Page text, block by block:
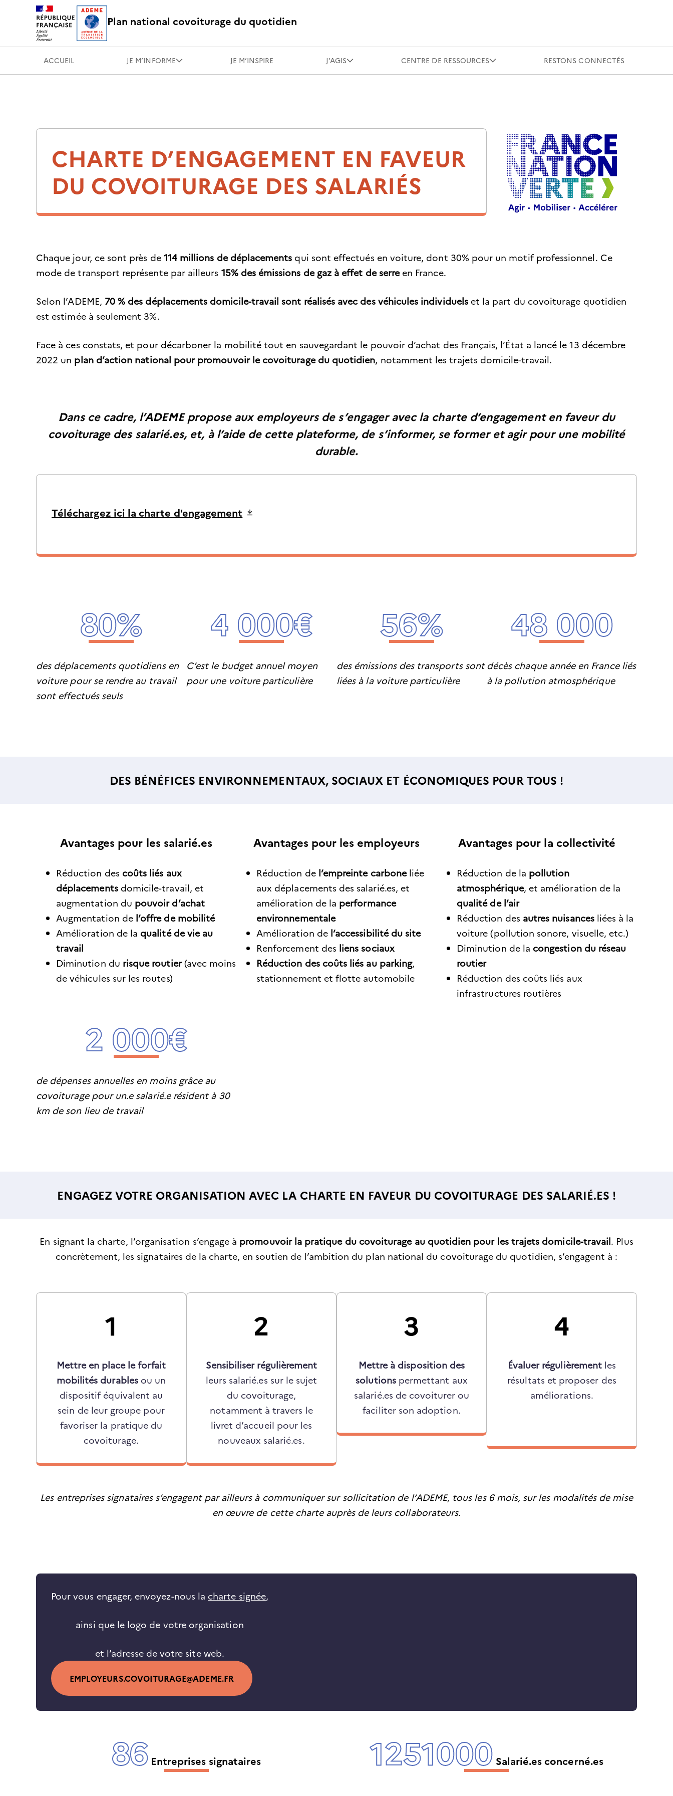
Plan national covoiturage du quotidien
ACCUEIL JE M’INFORME JE M’INSPIRE J’AGIS CENTRE DE RESSOURCES RESTONS CONNECTÉS
CHARTE D’ENGAGEMENT EN FAVEUR
DU COVOITURAGE DES SALARIÉS
Chaque jour, ce sont près de 114 millions de déplacements qui sont effectués en voiture, dont 30% pour un motif professionnel. Ce
mode de transport représente par ailleurs 15% des émissions de gaz à effet de serreen France.
Selon l’ADEME, 70 % des déplacements domicile-travail sont réalisés avec des véhicules individuelset la part du covoiturage quotidien
est estimée à seulement 3%.
Face à ces constats, et pour décarboner la mobilité tout en sauvegardant le pouvoir d’achat des Français, l’État a lancé le 13 décembre
2022 un plan d’action national pour promouvoir le covoiturage du quotidien, notamment les trajets domicile-travail.
Dans ce cadre, l’ADEME propose aux employeurs de s’engager avec la charte d’engagement en faveur du
covoiturage des salarié.es, et, à l’aide de cette plateforme, de s’informer, se former et agir pour une mobilité
durable.
À
Téléchargez ici la charte d'engagement
80%
des déplacements quotidiens en
voiture pour se rendre au travail
sont effectués seuls
4 000€
C’est le budget annuel moyen
pour une voiture particulière
56%
des émissions des transports sont
liées à la voiture particulière
48 000
décès chaque année en France liés
à la pollution atmosphérique
DES BÉNÉFICES ENVIRONNEMENTAUX, SOCIAUX ET ÉCONOMIQUES POUR TOUS !
Avantages pour les salarié.es
Réduction des coûts liés aux
déplacementsdomicile-travail, et
augmentation du pouvoir d’achat
Augmentation de l’offre de mobilité
Amélioration de la qualité de vie au
travail
Diminution du risque routier(avec moins
de véhicules sur les routes)
2 000€
de dépenses annuelles en moins grâce au
covoiturage pour un.e salarié.e résident à 30
km de son lieu de travail
Avantages pour les employeurs
Réduction del’empreinte carboneliée
aux déplacements des salarié.es, et
amélioration de la performance
environnementale
Amélioration de l’accessibilité du site
Renforcement des liens sociaux
Réduction des coûts liés au parking,
stationnement et flotte automobile
Avantages pour la collectivité
Réduction de la pollution
atmosphérique, et amélioration de la
qualité de l’air
Réduction des autres nuisances liées à la
voiture (pollution sonore, visuelle, etc.)
Diminution de la congestion du réseau
routier
Réduction des coûts liés aux
infrastructures routières
ENGAGEZ VOTRE ORGANISATION AVEC LA CHARTE EN FAVEUR DU COVOITURAGE DES SALARIÉ.ES !
En signant la charte, l’organisation s’engage à promouvoir la pratique du covoiturage au quotidien pour les trajets domicile-travail. Plus
concrètement, les signataires de la charte, en soutien de l’ambition du plan national du covoiturage du quotidien, s’engagent à :
1
Mettre en place le forfait
mobilités durablesou un
dispositif équivalent au
sein de leur groupe pour
favoriser la pratique du
covoiturage.
2
Sensibiliser régulièrement
leurs salarié.es sur le sujet
du covoiturage,
notamment à travers le
livret d’accueil pour les
nouveaux salarié.es.
3
Mettre à disposition des
solutions permettant aux
salarié.es de covoiturer ou
faciliter son adoption.
4
Évaluer régulièrement les
résultats et proposer des
améliorations.
Les entreprises signataires s’engagent par ailleurs à communiquer sur sollicitation de l’ADEME, tous les 6 mois, sur les modalités de mise
en œuvre de cette charte auprès de leurs collaborateurs.
Pour vous engager, envoyez-nous la charte signée,
ainsi que le logo de votre organisation
et l’adresse de votre site web.
EMPLOYEURS.COVOITURAGE@ADEME.FR
86 Entreprises signataires 1251000 Salarié.es concerné.es